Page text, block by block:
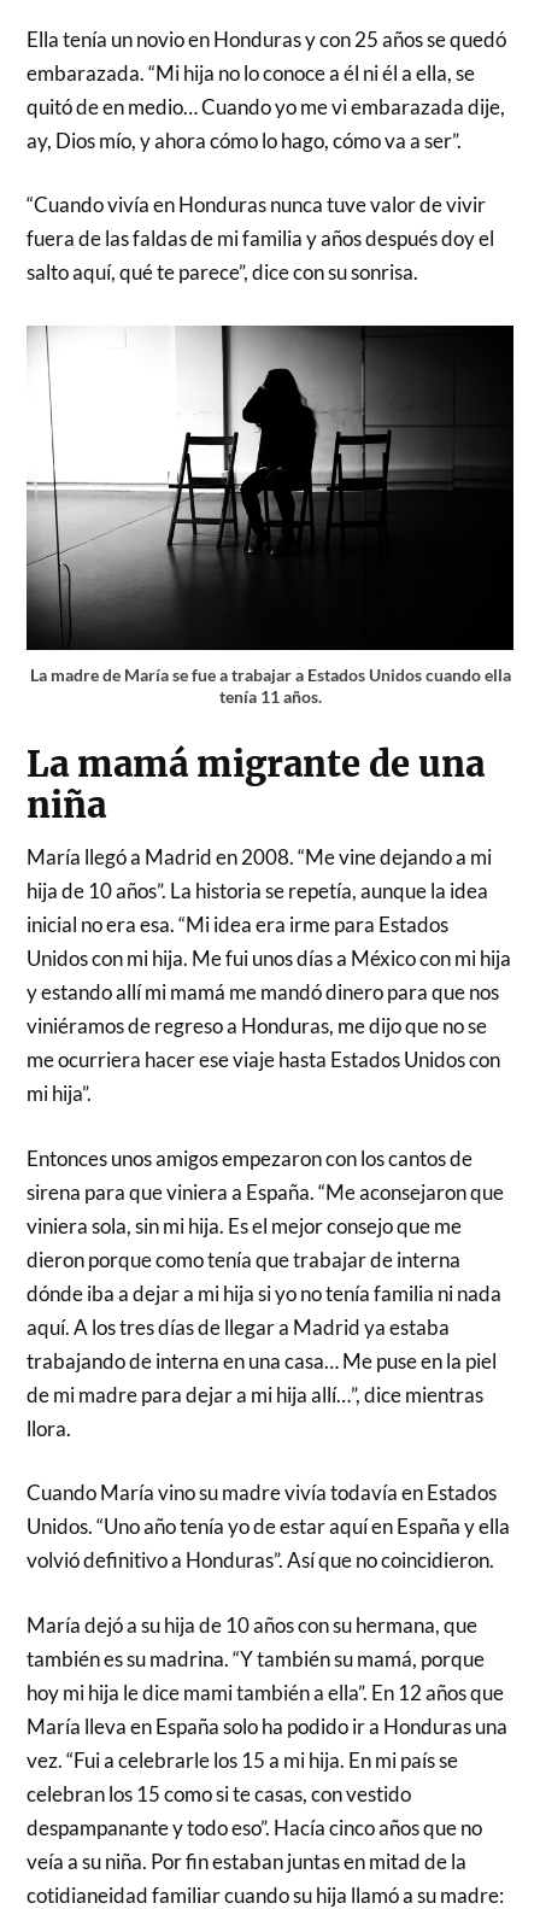
Ella tenía un novio en Honduras y con 25 años se quedó
embarazada. “Mi hija no lo conoce a él ni él a ella, se
quitó de en medio… Cuando yo me vi embarazada dije,
ay, Dios mío, y ahora cómo lo hago, cómo va a ser”.
“Cuando vivía en Honduras nunca tuve valor de vivir
fuera de las faldas de mi familia y años después doy el
salto aquí, qué te parece”, dice con su sonrisa.
La madre de María se fue a trabajar a Estados Unidos cuando ella
tenía 11 años.
La mamá migrante de una
niña
María llegó a Madrid en 2008. “Me vine dejando a mi
hija de 10 años”. La historia se repetía, aunque la idea
inicial no era esa. “Mi idea era irme para Estados
Unidos con mi hija. Me fui unos días a México con mi hija
y estando allí mi mamá me mandó dinero para que nos
viniéramos de regreso a Honduras, me dijo que no se
me ocurriera hacer ese viaje hasta Estados Unidos con
mi hija”.
Entonces unos amigos empezaron con los cantos de
sirena para que viniera a España. “Me aconsejaron que
viniera sola, sin mi hija. Es el mejor consejo que me
dieron porque como tenía que trabajar de interna
dónde iba a dejar a mi hija si yo no tenía familia ni nada
aquí. A los tres días de llegar a Madrid ya estaba
trabajando de interna en una casa… Me puse en la piel
de mi madre para dejar a mi hija allí…”, dice mientras
llora.
Cuando María vino su madre vivía todavía en Estados
Unidos. “Uno año tenía yo de estar aquí en España y ella
volvió definitivo a Honduras”. Así que no coincidieron.
María dejó a su hija de 10 años con su hermana, que
también es su madrina. “Y también su mamá, porque
hoy mi hija le dice mami también a ella”. En 12 años que
María lleva en España solo ha podido ir a Honduras una
vez. “Fui a celebrarle los 15 a mi hija. En mi país se
celebran los 15 como si te casas, con vestido
despampanante y todo eso”. Hacía cinco años que no
veía a su niña. Por fin estaban juntas en mitad de la
cotidianeidad familiar cuando su hija llamó a su madre: